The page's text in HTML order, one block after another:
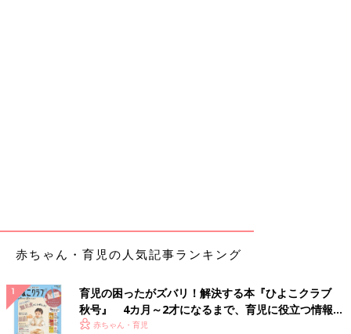
赤ちゃん・育児の人気記事ランキング
育児の困ったがズバリ！解決する本『ひよこクラブ
秋号』 4カ月～2才になるまで、育児に役立つ情報が
いっぱい！
赤ちゃん・育児